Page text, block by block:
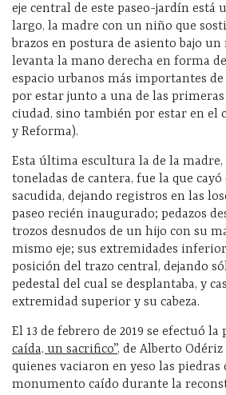
eje central de este paseo-jardín está
largo, la madre con un niño que
brazos en postura de asiento bajo un
levanta la mano derecha en forma
espacio urbanos más importantes
por estar junto a una de las
ciudad, sino también por estar en el
y Reforma).
Esta última escultura la de la madre,
toneladas de cantera, fue la que
sacudida, dejando registros en las
paseo recién inaugurado; pedazos
trozos desnudos de un hijo con su
mismo eje; sus extremidades
posición del trazo central, dejando
pedestal del cual se desplantaba, y
extremidad superior y su cabeza.
El 13 de febrero de 2019 se efectuó la
caída, un sacrifico”, de Alberto
quienes vaciaron en yeso las piedras
monumento caído durante la